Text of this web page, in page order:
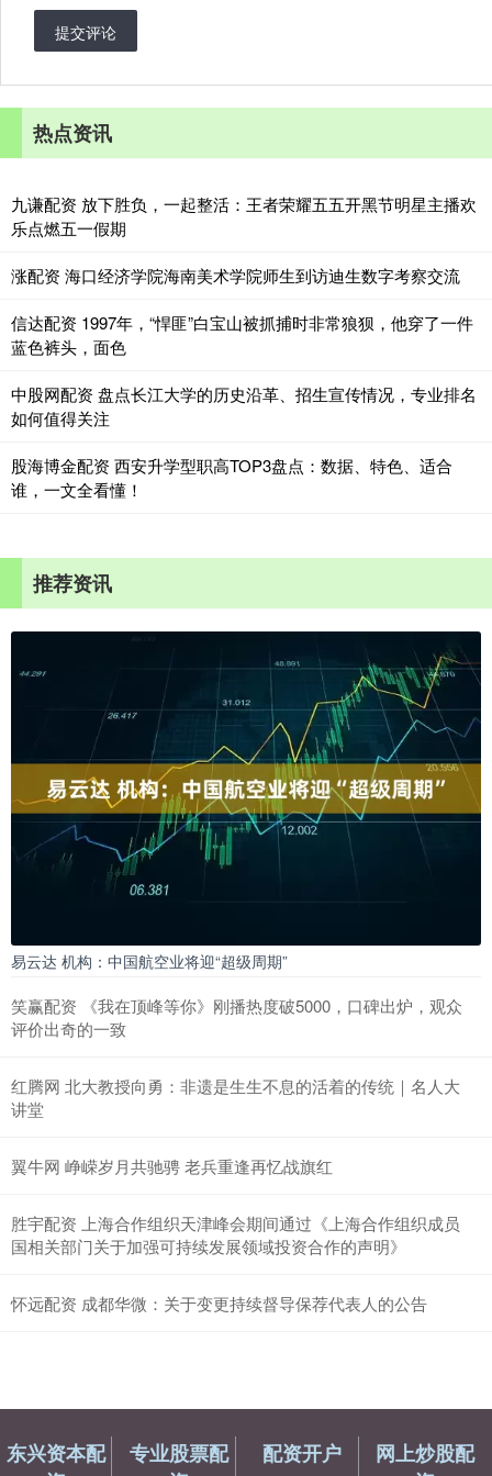
提交评论
热点资讯
九谦配资 放下胜负，一起整活：王者荣耀五五开黑节明星主播欢
乐点燃五一假期
涨配资 海口经济学院海南美术学院师生到访迪生数字考察交流
信达配资 1997年，“悍匪”白宝山被抓捕时非常狼狈，他穿了一件
蓝色裤头，面色
中股网配资 盘点长江大学的历史沿革、招生宣传情况，专业排名
如何值得关注
股海博金配资 西安升学型职高TOP3盘点：数据、特色、适合
谁，一文全看懂！
推荐资讯
易云达 机构：中国航空业将迎“超级周期”
笑赢配资 《我在顶峰等你》刚播热度破5000，口碑出炉，观众
评价出奇的一致
红腾网 北大教授向勇：非遗是生生不息的活着的传统｜名人大
讲堂
翼牛网 峥嵘岁月共驰骋 老兵重逢再忆战旗红
胜宇配资 上海合作组织天津峰会期间通过《上海合作组织成员
国相关部门关于加强可持续发展领域投资合作的声明》
怀远配资 成都华微：关于变更持续督导保荐代表人的公告
东兴资本配
专业股票配
配资开户
网上炒股配